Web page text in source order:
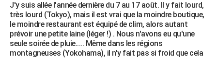
J'y suis allée l'année dernière du 7 au 17 août. Il y fait lourd,
très lourd (Tokyo), mais il est vrai que la moindre boutique,
le moindre restaurant est équipé de clim, alors autant
prévoir une petite laine (léger !) . Nous n'avons eu qu'une
seule soirée de pluie..... Même dans les régions
montagneuses (Yokohama), il n'y fait pas si froid que cela